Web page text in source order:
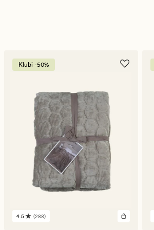
Klubi -50%
288
4.5 (288)